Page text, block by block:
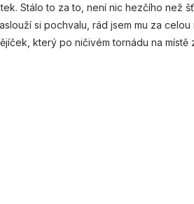
Stálo to za to, není nic hezčího než
si pochvalu, rád jsem mu za
který po ničivém tornádu na místě